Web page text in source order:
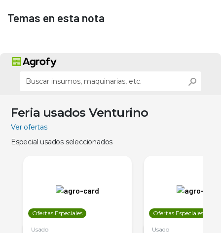
Temas en esta nota
Feria usados Venturino
Ver ofertas
Especial usados seleccionados
Ofertas Especiales
Usado
Ofertas Especiales
Usado